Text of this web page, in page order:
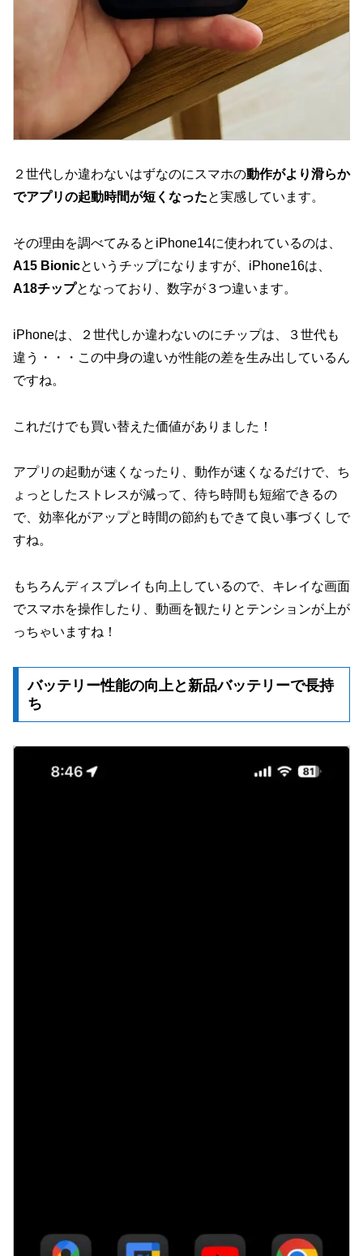
２世代しか違わないはずなのにスマホの動作がより滑らか
でアプリの起動時間が短くなったと実感しています。
その理由を調べてみるとiPhone14に使われているのは、
A15 Bionicというチップになりますが、iPhone16は、
A18チップとなっており、数字が３つ違います。
iPhoneは、２世代しか違わないのにチップは、３世代も
違う・・・この中身の違いが性能の差を生み出しているん
ですね。
これだけでも買い替えた価値がありました！
アプリの起動が速くなったり、動作が速くなるだけで、ち
ょっとしたストレスが減って、待ち時間も短縮できるの
で、効率化がアップと時間の節約もできて良い事づくしで
すね。
もちろんディスプレイも向上しているので、キレイな画面
でスマホを操作したり、動画を観たりとテンションが上が
っちゃいますね！
バッテリー性能の向上と新品バッテリーで長持
ち